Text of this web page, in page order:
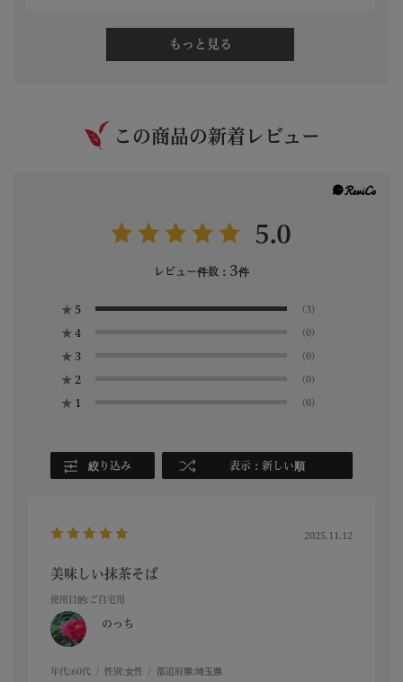
もっと見る
この商品の新着レビュー
5.0
レビュー件数： 3件
★ 5 (3)
★ 4 (0)
★ 3 (0)
★ 2 (0)
★ 1 (0)
絞り込み 表示：新しい順
2025.11.12
美味しい抹茶そば
使用目的:ご自宅用
のっち
年代: 60代 性別:女性 都道府県:埼玉県